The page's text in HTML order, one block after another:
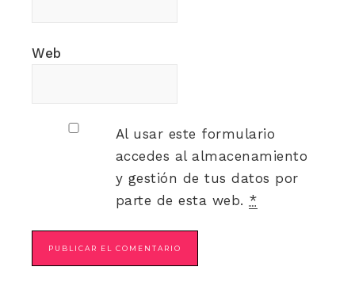
Web
Al usar este formulario
accedes al almacenamiento
y gestión de tus datos por
parte de esta web. *